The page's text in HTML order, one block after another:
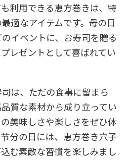
利用できる恵方巻きは、特
適なアイテムです。母の日
イベントに、お寿司を贈る
レゼントとして喜ばれてい
は、ただの食事に留まら
質な素材から成り立ってい
美味しさや楽しさをぜひ体
分の日には、恵方巻き穴子
む素敵な習慣を楽しみまし